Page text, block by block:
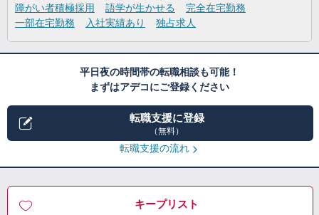
障がい者積極採用
語学が生かせる
完全在宅勤務
一部在宅勤務
入社実績あり 独占求人
平日夜の時間帯の転職相談も可能！
まずはアデコにご登録ください
転職支援に登録
（無料）
転職支援の流れ
キープリスト